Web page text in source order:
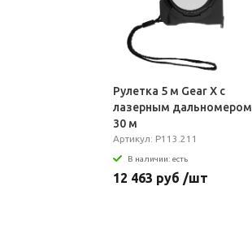
Рулетка 5 м Gear X с
лазерным дальномером
30 м
Артикул: P113.211
В наличии: есть
12 463 руб /шт